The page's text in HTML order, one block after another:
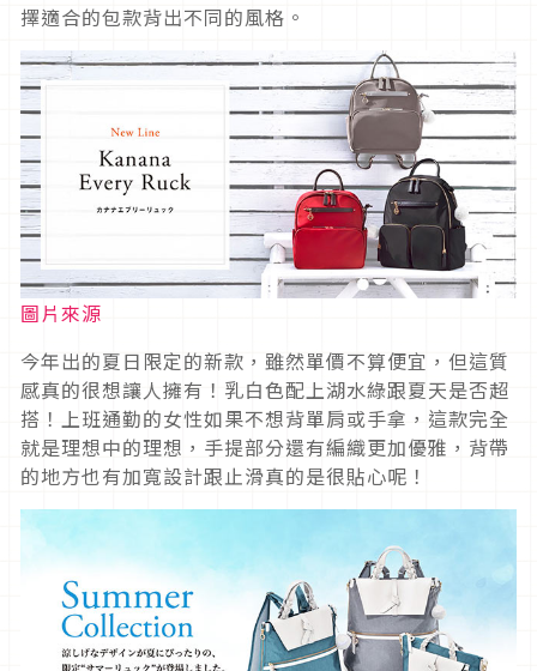
擇適合的包款背出不同的風格。
圖片來源
今年出的夏日限定的新款，雖然單價不算便宜，但這質
感真的很想讓人擁有！乳白色配上湖水綠跟夏天是否超
搭！上班通勤的女性如果不想背單肩或手拿，這款完全
就是理想中的理想，手提部分還有編織更加優雅，背帶
的地方也有加寬設計跟止滑真的是很貼心呢！